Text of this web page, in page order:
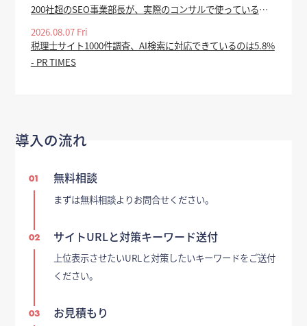
200社超のSEO事業部長が、実際のコンサルで使っている全
手順を公開 - valuepress
2026.08.07 Fri
税理士サイト1000件調査、AI検索に対応できているのは5.8%
- PR TIMES
導入の流れ
01 無料相談
まずは無料相談よりお問合せください。
02 サイトURLと対策キーワード送付
上位表示させたいURLと対策したいキーワードをご送付
ください。
03 お見積もり